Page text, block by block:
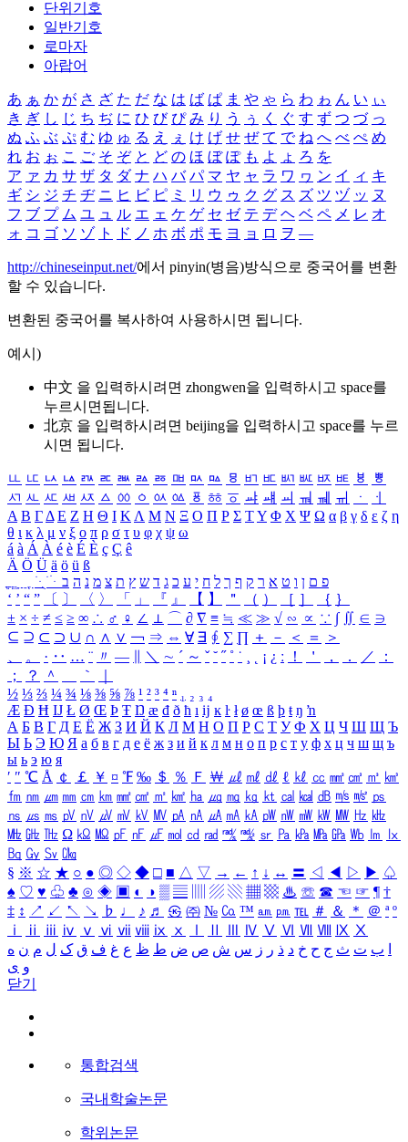
단위기호
일반기호
로마자
아랍어
あ ぁ か が さ ざ た だ な は ば ぱ ま や ゃ ら わ ゎ ん い ぃ
き ぎ し じ ち ぢ に ひ び ぴ み り う ぅ く ぐ す ず つ づ っ
ぬ ふ ぶ ぷ む ゆ ゅ る え ぇ け げ せ ぜ て で ね へ べ ぺ め
れ お ぉ こ ご そ ぞ と ど の ほ ぼ ぽ も よ ょ ろ を
ア ァ カ サ ザ タ ダ ナ ハ バ パ マ ヤ ャ ラ ワ ヮ ン イ ィ キ
ギ シ ジ チ ヂ ニ ヒ ビ ピ ミ リ ウ ゥ ク グ ス ズ ツ ヅ ッ ヌ
フ ブ プ ム ユ ュ ル エ ェ ケ ゲ セ ゼ テ デ ヘ ベ ペ メ レ オ
ォ コ ゴ ソ ゾ ト ド ノ ホ ボ ポ モ ヨ ョ ロ ヲ ―
http://chineseinput.net/에서 pinyin(병음)방식으로 중국어를 변환
할 수 있습니다.
변환된 중국어를 복사하여 사용하시면 됩니다.
예시)
中文 을 입력하시려면 zhongwen을 입력하시고 space를
누르시면됩니다.
北京 을 입력하시려면 beijing을 입력하시고 space를 누르
시면 됩니다.
ㅥ ㅦ ㅧ ㅨ ㅩ ㅪ ㅫ ㅬ ㅭ ㅮ ㅯ ㅰ ㅱ ㅲ ㅳ ㅴ ㅵ ㅶ ㅷ ㅸ
ㅹ
ㅺ ㅻ ㅼ ㅽ ㅾ ㅿ ㆀ ㆁ ㆂ ㆃ ㆄ ㆅ ㆆ ㆇ ㆈ ㆉ ㆊ ㆋ ㆌ ㆍ
ㆎ
Α Β ΓΔ Ε Ζ Η Θ Ι ΚΛ Μ Ν Ξ Ο Π Ρ Σ ΤΥ Φ Χ Ψ Ω α β γ δ ε ζ η
θ ι κ λ μ ν ξ ο π ρ σ τ υ φ χ ψ ω
á à Á À é è É È ç Ç ê
Ä Ö Ü ä ö ü ß
ִֶֹ ֻּ ׁׂ פ ם ן ו ט א ר ק ף ך ל ח י ע כ ג ד ש ץ ת צ מ נ ה ב
‘ ’ “ ” 〔 〕 〈 〉 「 」 『 』 【 】 ＂ （ ） ［ ］ ｛ ｝
± × ÷ ≠ ≤ ≥ ∞ ∴ ♂ ♀ ∠ ⊥ ⌒ ∂ ∇ ≡ ≒ ≪ ≫ √ ∽ ∝ ∵ ∫ ∬ ∈ ∋
⊆ ⊇ ⊂ ⊃ ∪ ∩ ∧ ∨ ￢ ⇒ ⇔ ∀ ∃ ∮ ∑ ∏ ＋ － ＜ ＝
＞
、
。 · ‥ … ¨ 〃 ― ＼ ∼ ´ ～ ˇ ˘ ˝ ˚ ˙ ¸ ¡ ¿ ː ！ ＇ ， ． ／
：
；
？ ＾ ｀
½ ⅓ ⅔ ¼ ¾ ⅛ ⅜ ⅝ ⅞ ¹ ² ³ ⁴ ⁿ ₁ ₂ ₃ ₄
Æ Ð Ħ Ĳ Ł Ø Œ Þ Ŧ Ŋ æ đ ð ħ ı ĳ ĸ ŀ ł ø œ ß þ ŧ ŋ ŉ
А Б В Г Д Е Ё Ж З И Й К Л М Н О П Р С Т У Ф Х Ц Ч Ш Щ Ъ
Ы Ь Э Ю Я а б в г д е ё ж з и й к л м н о п р с т у ф х ц ч ш щ ъ
ы ь э ю я
′ ″ ℃ Å ￠ ￡ ￥ ¤ ℉ ‰ ＄ ％ Ｆ ￦ ㎕ ㎖ ㎗ ℓ ㎘ ㏄ ㎣ ㎤ ㎥ ㎦
㎙ ㎚ ㎛ ㎜ ㎝ ㎞ ㎟ ㎠ ㎡ ㎢ ㏊ ㎍ ㎎ ㎏ ㏏ ㎈ ㎉ ㏈ ㎧ ㎨ ㎰
㎱ ㎲ ㎳ ㎴ ㎵ ㎶ ㎷ ㎸ ㎹ ㎀ ㎁ ㎂ ㎃ ㎄ ㎺ ㎻ ㎽ ㎾ ㎿ ㎐ ㎑
㎒ ㎓ ㎔ Ω ㏀ ㏁ ㎊ ㎋ ㎌ ㏖ ㏅ ㎭ ㎮ ㎯ ㏛ ㎩ ㎪ ㎫ ㎬ ㏝ ㏐
㏓
㏃ ㏉ ㏜ ㏆
§ ※ ☆ ★ ○ ● ◎ ◇ ◆ □ ■ △ ▽ → ← ↑ ↓ ↔ 〓 ◁ ◀ ▷ ▶ ♤
♠ ♡ ♥ ♧ ♣ ⊙ ◈ ▣ ◐ ◑ ▒ ▤ ▨ ▧ ▦ ▩ ♨ ☏ ☎ ☜ ☞ ¶ †
‡ ↕ ↗ ↙ ↖ ↘ ♭ ♩ ♪ ♬ ㉿ ㈜ № ㏇ ™ ㏂ ㏘ ℡ ＃ ＆ ＊ ＠ ª º
ⅰ
ⅱ ⅲ ⅳ ⅴ ⅵ ⅶ ⅷ ⅸ ⅹ Ⅳ Ⅴ Ⅵ Ⅶ Ⅷ Ⅸ Ⅹ
ب ت ث ج ح خ د ذ ر ز س ش ص ض ط ظ ع غ ف ق ک ل م ن ه
و ی
닫기
통합검색
국내학술논문
학위논문